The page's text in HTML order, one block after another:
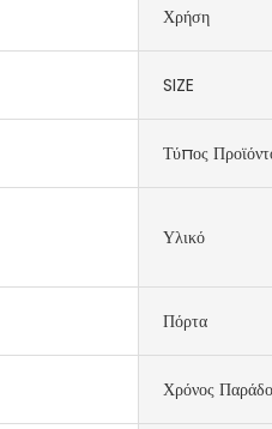
Χρήση
SIZE
Τύπος
Υλικό
Πόρτα
Χρόνος